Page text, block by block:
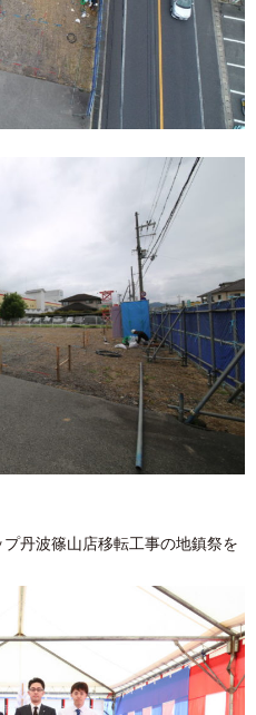
丹波篠山店移転工事の地鎮祭を